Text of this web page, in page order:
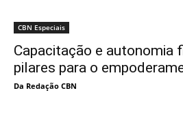
CBN Especiais
Capacitação e autonomia
pilares para o
Da Redação CBN